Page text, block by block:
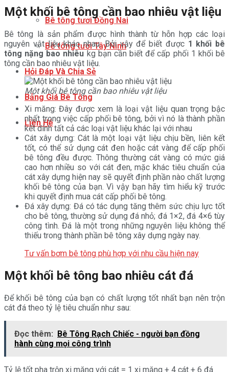
Bê tông tươi Đồng Nai
Bê tông tươi Tây Ninh
Hỏi Đáp Và Chia Sẻ
Bảng Giá Bê Tông
Liên Hệ
Một khối bê tông cần bao nhiêu vật liệu
Bê tông là sản phẩm được hình thành từ hỗn hợp các loại
nguyên vật liệu khác nhau. Bởi vậy để biết được 1 khối bê
tông nặng bao nhiêu kg bạn cần biết để cấp phối 1 khối bê
tông cần bao nhiêu vật liệu.
Một khối bê tông cần bao nhiêu vật liệu
Xi măng: Đây được xem là loại vật liệu quan trọng bậc
nhất trong việc cấp phối bê tông, bởi vì nó là thành phần
kết dính tất cả các loại vật liệu khác lại với nhau
Cát xây dựng: Cát là một loại vật liệu chịu bền, liên kết
tốt, có thể sử dụng cát đen hoặc cát vàng để cấp phối
bê tông đều được. Thông thường cát vàng có mức giá
cao hơn nhiều so với cát đen, mặc khác tiêu chuẩn của
cát xây dựng hiện nay sẽ quyết định phần nào chất lượng
khối bê tông của bạn. Vì vậy bạn hãy tìm hiểu kỹ trước
khi quyết định mua cát cấp phối bê tông.
Đá xây dựng: Đá có tác dụng tăng thêm sức chịu lực tốt
cho bê tông, thường sử dụng đá nhỏ; đá 1×2, đá 4×6 tùy
công tình. Đá là một trong những nguyên liệu không thể
thiếu trong thành phần bê tông xây dựng ngày nay.
Tư vấn bơm bê tông phù hợp với nhu cầu hiện nay
Một khối bê tông bao nhiêu cát đá
Để khối bê tông của bạn có chất lượng tốt nhất bạn nên trộn
cát đá theo tỷ lệ tiêu chuẩn như sau:
Đọc thêm: Bê Tông Rạch Chiếc - người bạn đồng
hành cùng mọi công trình
Tỷ lệ tốt pha trộn xi măng với cát = 1 xi măng + 4 cát + 6 đá